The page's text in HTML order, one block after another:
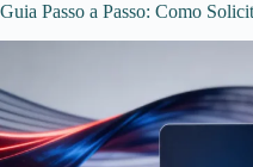
Guia Passo a Passo: Como